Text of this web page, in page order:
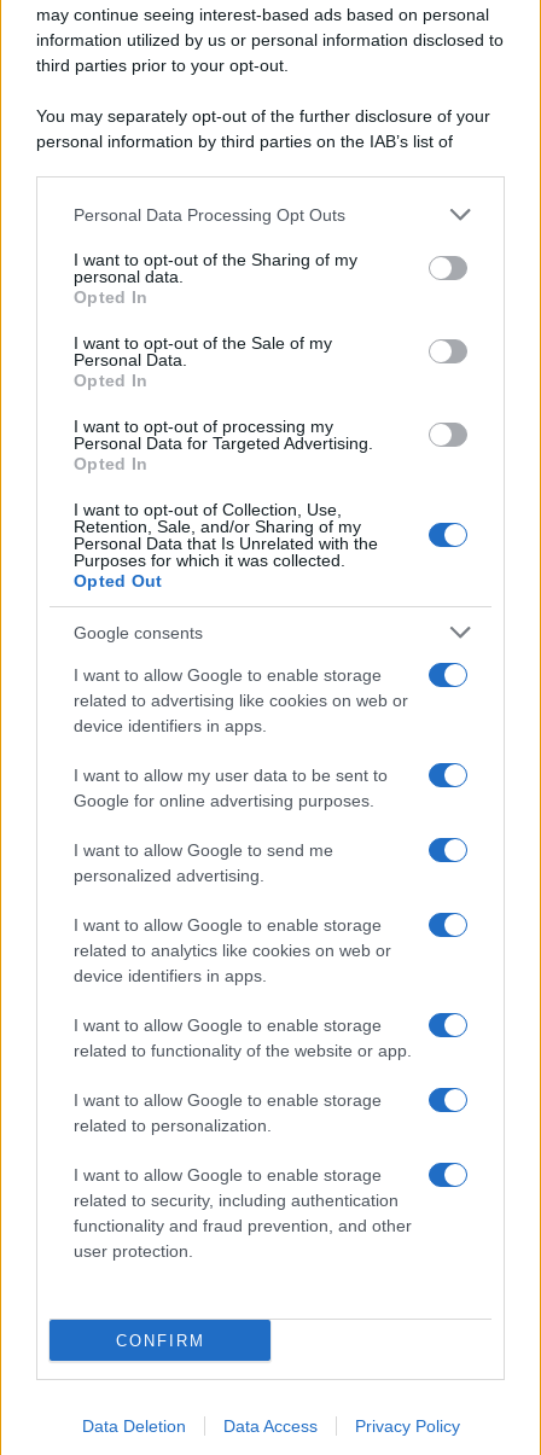
may continue seeing interest-based ads based on personal
information utilized by us or personal information disclosed to
third parties prior to your opt-out.
You may separately opt-out of the further disclosure of your
personal information by third parties on the IAB’s list of
This information may also be disclosed by us to third parties
disclose it to other third parties.
Please note that this website/app uses one or more Google
services and may gather and store information including but
not limited to your visit or usage behaviour. You may click to
grant or deny consent to Google and its third-party tags to
consent section.
Personal Data Processing Opt Outs
I want to opt-out of the Sharing of my
personal data.
Opted In
I want to opt-out of the Sale of my
Personal Data.
Opted In
I want to opt-out of processing my
Personal Data for Targeted Advertising.
Opted In
I want to opt-out of Collection, Use,
Retention, Sale, and/or Sharing of my
Personal Data that Is Unrelated with the
Purposes for which it was collected.
Opted Out
Google consents
I want to allow Google to enable storage
related to advertising like cookies on web or
device identifiers in apps.
I want to allow my user data to be sent to
Google for online advertising purposes.
I want to allow Google to send me
personalized advertising.
I want to allow Google to enable storage
related to analytics like cookies on web or
device identifiers in apps.
I want to allow Google to enable storage
related to functionality of the website or app.
I want to allow Google to enable storage
related to personalization.
I want to allow Google to enable storage
related to security, including authentication
functionality and fraud prevention, and other
user protection.
CONFIRM
Data Deletion Data Access Privacy Policy
Seguici su Google News
TRIBUNALE DI NOCERA INFERIORE N. 6/2020 - RG N. 1338/2020
ISCRIZIONE AL ROC N. 35792 – ISCRITTA ALL’ANSO (ASSOCIAZIONE
NAZIONALE STAMPA ONLINE)
Privacy e Notifiche